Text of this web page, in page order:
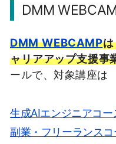
DMM
DMM WEBCAMP
ャリアアップ支援事
ールで、対象講座は
生成AIエンジニアコー
副業・フリーランスコ